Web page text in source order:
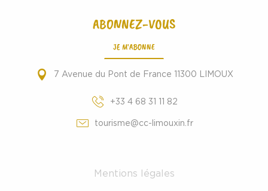
ABONNEZ-VOUS
JE M'ABONNE
7 Avenue du Pont de France 11300 LIMOUX
+33 4 68 31 11 82
tourisme@cc-limouxin.fr
Mentions légales